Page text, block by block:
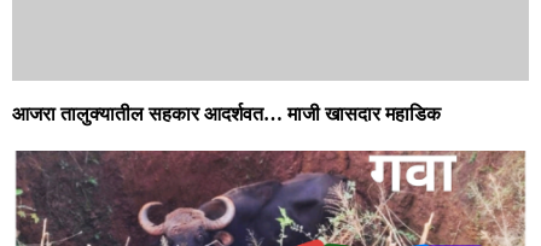
आजरा तालुक्यातील सहकार आदर्शवत… माजी खासदार महाडिक